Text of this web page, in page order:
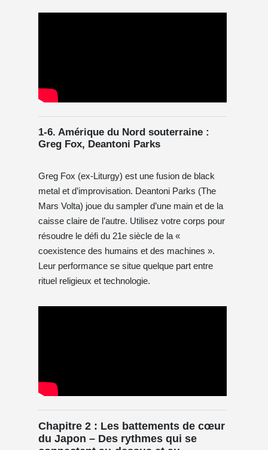
1-6. Amérique du Nord souterraine :
Greg Fox, Deantoni Parks
Greg Fox (ex-Liturgy) est une fusion de black
metal et d’improvisation. Deantoni Parks (The
Mars Volta) joue du sampler d’une main et de la
caisse claire de l’autre. Utilisez votre corps pour
résoudre le défi du 21e siècle de la «
coexistence des humains et des machines ».
Leur performance se situe quelque part entre
rituel religieux et technologie.
Chapitre 2 : Les battements de cœur
du Japon – Des rythmes qui se